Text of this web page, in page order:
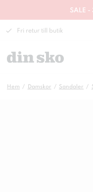
SALE
Fri retur till butik
Hem Damskor Sandaler